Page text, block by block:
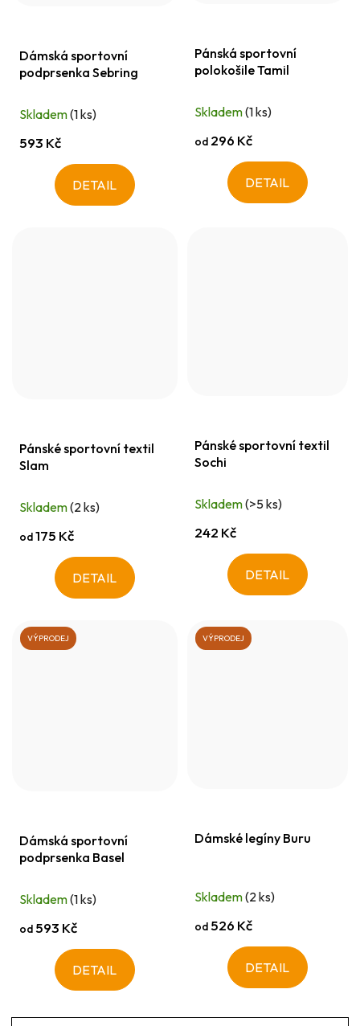
Dámská sportovní
podprsenka Sebring
Skladem(1 ks)
593 Kč
DETAIL
Pánská sportovní
polokošile Tamil
Skladem(1 ks)
od296 Kč
DETAIL
Pánské sportovní textil
Slam
Skladem(2 ks)
od175 Kč
DETAIL
Pánské sportovní textil
Sochi
Skladem(>5 ks)
242 Kč
DETAIL
VÝPRODEJ
Dámská sportovní
podprsenka Basel
Skladem(1 ks)
od 593 Kč
DETAIL
VÝPRODEJ
Dámské legíny Buru
Skladem(2 ks)
od526 Kč
DETAIL